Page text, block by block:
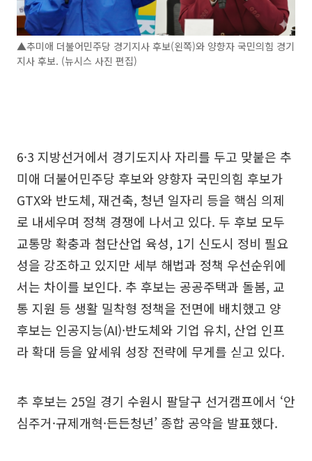
▲추미애 더불어민주당 경기지사 후보(왼쪽)와 양향자 국민의힘 경기
지사 후보. (뉴시스 사진 편집)
6·3 지방선거에서 경기도지사 자리를 두고 맞붙은 추
미애 더불어민주당 후보와 양향자 국민의힘 후보가
GTX와 반도체, 재건축, 청년 일자리 등을 핵심 의제
로 내세우며 정책 경쟁에 나서고 있다. 두 후보 모두
교통망 확충과 첨단산업 육성, 1기 신도시 정비 필요
성을 강조하고 있지만 세부 해법과 정책 우선순위에
서는 차이를 보인다. 추 후보는 공공주택과 돌봄, 교
통 지원 등 생활 밀착형 정책을 전면에 배치했고 양
후보는 인공지능(AI)·반도체와 기업 유치, 산업 인프
라 확대 등을 앞세워 성장 전략에 무게를 싣고 있다.
추 후보는 25일 경기 수원시 팔달구 선거캠프에서 ‘안
심주거·규제개혁·든든청년’ 종합 공약을 발표했다.